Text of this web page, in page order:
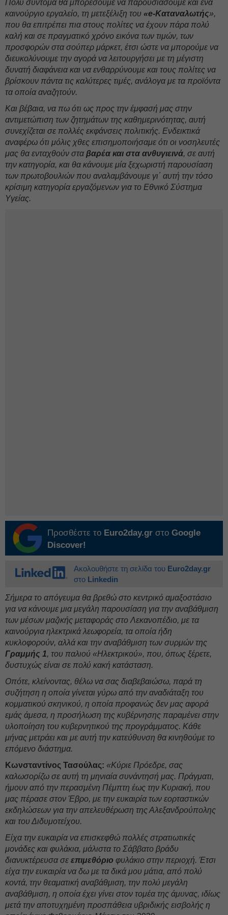
Πολύ σύντομα θα μπορέσουμε να παρουσιάσουμε και ένα
καινούργιο εργαλείο, τη μετεξέλιξη του «e-Καταναλωτής»,
που θα επιτρέπει πια στους πολίτες να έχουν πάρα πολύ
καλή και σε πραγματικό χρόνο εικόνα των τιμών, των
προσφορών στα σούπερ μάρκετ, έτσι ώστε να μπορούμε να
διευκολύνουμε την αγορά να λειτουργήσει με τη μέγιστη
δυνατή διαφάνεια και να ενθαρρύνουμε και τους πολίτες να
βρίσκουν πάντα τις καλύτερες τιμές, ανάλογα με τα προϊόντα
τα οποία αναζητούν.
Και βέβαια, να πω ότι ως προς την έμφασή μας στην
αντιμετώπιση των ζητημάτων της καθημερινότητας, αυτή
συνεχίζεται σε πολλές εκφάνσεις πολιτικής. Ενδεικτικά
αναφέρω ότι μόλις χθες επισημοποιήσαμε ότι οι νοσηλευτές
μας θα ενταχθούν στα βαρέα και στα ανθυγιεινά, σε αυτή
την κατηγορία, και θα κάνουμε μία ξεχωριστή παρουσίαση
των πρωτοβουλιών που αναλαμβάνουμε γι΄ αυτή την τόσο
κρίσιμη κατηγορία εργαζόμενων για το Εθνικό Σύστημα
Υγείας.
Προσθέστε το Euro2day.gr στο Google
Discover!
Ακολουθήστε τη σελίδα του Euro2day.gr
στο Linkedin
Σήμερα το απόγευμα θα βρεθώ στο κεντρικό αμαξοστάσιο
για να κάνουμε μια μεγάλη παρουσίαση για την αναβάθμιση
των μέσων μαζικής μεταφοράς στο Λεκανοπέδιο, με τα
καινούργια ηλεκτρικά λεωφορεία, τα οποία ήδη
κυκλοφορούν, αλλά και την αναβάθμιση των συρμών της
Γραμμής 1, του παλιού «Ηλεκτρικού», που, όπως ξέρετε,
δυστυχώς είναι σε πολύ κακή κατάσταση.
Οπότε, κλείνοντας, θέλω να σας διαβεβαιώσω, παρά τη
συζήτηση η οποία γίνεται γύρω από την αναδιάταξη του
κομματικού σκηνικού, η οποία προφανώς δεν μας αφορά
εμάς άμεσα, η προσήλωση της κυβέρνησης παραμένει στην
υλοποίηση του κυβερνητικού της προγράμματος. Κάθε
μήνας μετράει και με αυτή την κατεύθυνση θα κινηθούμε το
επόμενο διάστημα.
Κωνσταντίνος Τασούλας: «Κύριε Πρόεδρε, σας
καλωσορίζω σε αυτή τη μηνιαία συνάντησή μας. Πράγματι,
ήμουν από την περασμένη Πέμπτη έως την Κυριακή, που
μας πέρασε στον Έβρο, με την ευκαιρία των εορταστικών
εκδηλώσεων για την απελευθέρωση της Αλεξανδρούπολης
και του Διδυμοτείχου.
Είχα την ευκαιρία να επισκεφθώ πολλές στρατιωτικές
μονάδες και φυλάκια, μάλιστα το Σάββατο βράδυ
διανυκτέρευσα σε επιμεθόριο φυλάκιο στην περιοχή. Έτσι
είχα την ευκαιρία να δω με τα δικά μου μάτια, από πολύ
κοντά, την θεαματική αναβάθμιση, την πολύ μεγάλη
αναβάθμιση, η οποία έχει γίνει στον τομέα της άμυνας, ιδίως
μετά την αποτυχημένη προσπάθεια υβριδικής εισβολής η